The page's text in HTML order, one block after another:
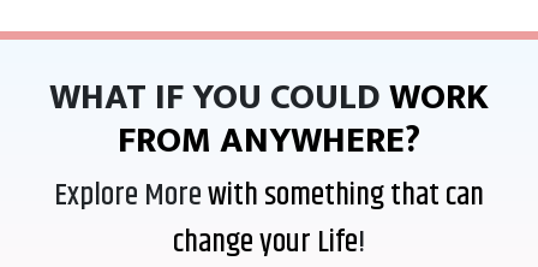
WHAT IF YOU COULDWORK
FROM ANYWHERE?
Explore Morewith something that can
change your Life!